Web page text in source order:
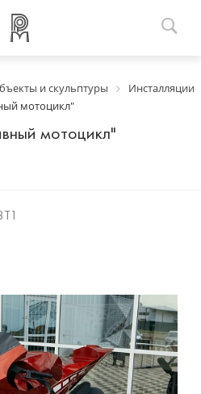
и скульптуры
Инсталляции
мотоцикл"
мотоцикл"